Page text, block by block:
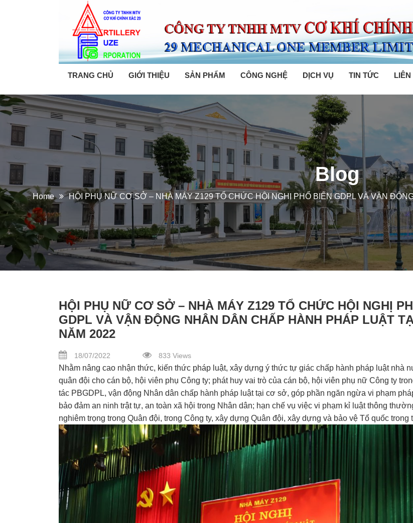
TRANG CHỦ GIỚI THIỆU SẢN PHẨM CÔNG NGHỆ DỊCH VỤ TIN TỨC LIÊN
Blog
Home HỘI PHỤ NỮ CƠ SỞ – NHÀ MÁY Z129 TỔ CHỨC HỘI NGHỊ PHỔ BIẾN GDPL VÀ VẬN
HỘI PHỤ NỮ CƠ SỞ – NHÀ MÁY Z129 TỔ CHỨC HỘI NGHỊ
GDPL VÀ VẬN ĐỘNG NHÂN DÂN CHẤP HÀNH PHÁP LUẬT
NĂM 2022
18/07/2022 833 Views
Nhằm nâng cao nhận thức, kiến thức pháp luật, xây dựng ý thức tự giác chấp hành pháp luật nhà
quân đội cho cán bộ, hội viên phụ Công ty; phát huy vai trò của cán bộ, hội viên phụ nữ Công ty
tác PBGDPL, vận động Nhân dân chấp hành pháp luật tại cơ sở, góp phần ngăn ngừa vi phạm
bảo đảm an ninh trật tự, an toàn xã hội trong Nhân dân; hạn chế vụ việc vi phạm kỉ luật thông
nghiêm trọng trong Quân đội, trong Công ty, xây dựng Quân đội, xây dựng và bảo vệ Tổ quốc trong